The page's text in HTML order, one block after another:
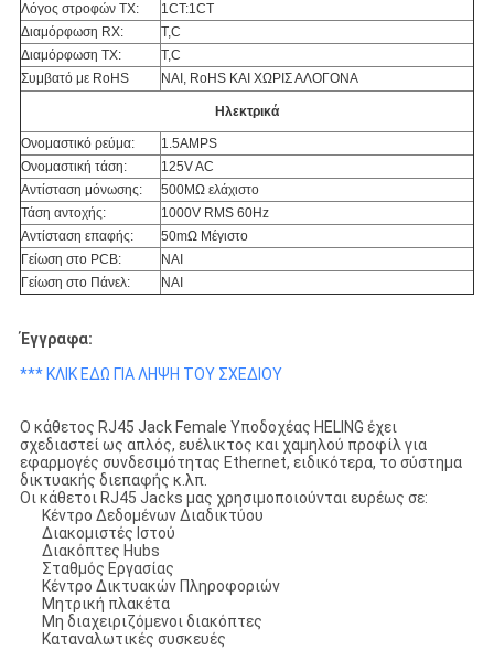
Λόγος στροφών TX:
1CT:1CT
Διαμόρφωση RX:
T,C
Διαμόρφωση TX:
T,C
Συμβατό με RoHS
ΝΑΙ, RoHS ΚΑΙ ΧΩΡΙΣ ΑΛΟΓΟΝΑ
Ηλεκτρικά
Ονομαστικό ρεύμα:
1.5AMPS
Ονομαστική τάση:
125V AC
Αντίσταση μόνωσης:
500MΩ ελάχιστο
Τάση αντοχής:
1000V RMS 60Hz
Αντίσταση επαφής:
50mΩ Μέγιστο
Γείωση στο PCB:
ΝΑΙ
Γείωση στο Πάνελ:
ΝΑΙ
Έγγραφα:
*** ΚΛΙΚ ΕΔΩ ΓΙΑ ΛΗΨΗ ΤΟΥ ΣΧΕΔΙΟΥ
Ο κάθετος RJ45 Jack Female Υποδοχέας HELING έχει
σχεδιαστεί ως απλός, ευέλικτος και χαμηλού προφίλ για
εφαρμογές συνδεσιμότητας Ethernet, ειδικότερα, το σύστημα
δικτυακής διεπαφής κ.λπ.
Οι κάθετοι RJ45 Jacks μας χρησιμοποιούνται ευρέως σε:
Κέντρο Δεδομένων Διαδικτύου
Διακομιστές Ιστού
Διακόπτες Hubs
Σταθμός Εργασίας
Κέντρο Δικτυακών Πληροφοριών
Μητρική πλακέτα
Μη διαχειριζόμενοι διακόπτες
Καταναλωτικές συσκευές